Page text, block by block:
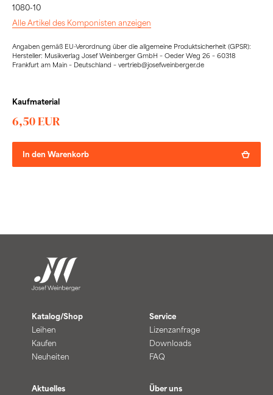
1080-10
Alle Artikel des Komponisten anzeigen
Angaben gemäß EU-Verordnung über die allgemeine Produktsicherheit (GPSR):
Hersteller: Musikverlag Josef Weinberger GmbH – Oeder Weg 26 – 60318
Frankfurt am Main – Deutschland – vertrieb@josefweinberger.de
Kaufmaterial
6,50 EUR
In den Warenkorb
Katalog/Shop
Leihen
Kaufen
Neuheiten
Service
Lizenzanfrage
Downloads
FAQ
Aktuelles Über uns